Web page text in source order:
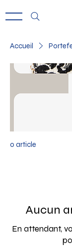
Accueil
0 article
Aucun
En attendant,